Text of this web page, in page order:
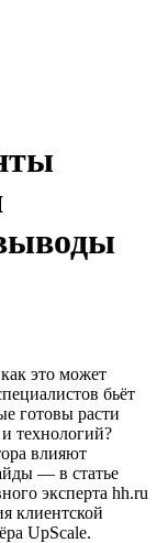
это может
бьёт
готовы расти
технологий?
влияют
— в статье
эксперта hh.ru
клиентской
UpScale.